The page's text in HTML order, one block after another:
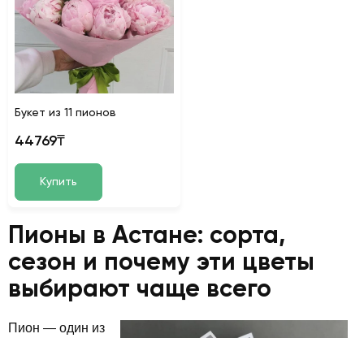
Букет из 11 пионов
44769₸
Купить
Пионы в Астане: сорта,
сезон и почему эти цветы
выбирают чаще всего
Пион — один из